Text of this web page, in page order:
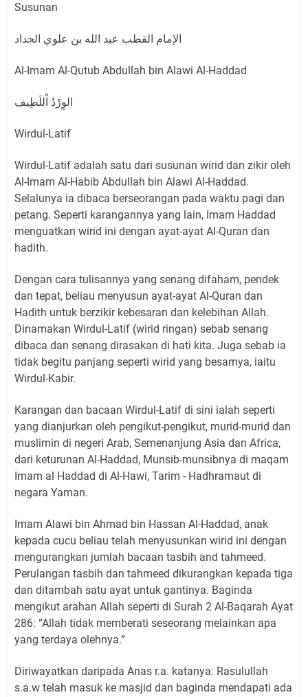
Susunan
الإمام القطب عبد الله بن علوي الحداد
Al-Imam Al-Qutub Abdullah bin Alawi Al-Haddad
الوِرْدُ اْللَطِيف
Wirdul-Latif
Wirdul-Latif adalah satu dari susunan wirid dan zikir oleh
Al-Imam Al-Habib Abdullah bin Alawi Al-Haddad.
Selalunya ia dibaca berseorangan pada waktu pagi dan
petang. Seperti karangannya yang lain, Imam Haddad
menguatkan wirid ini dengan ayat-ayat Al-Quran dan
hadith.
Dengan cara tulisannya yang senang difaham, pendek
dan tepat, beliau menyusun ayat-ayat Al-Quran dan
Hadith untuk berzikir kebesaran dan kelebihan Allah.
Dinamakan Wirdul-Latif (wirid ringan) sebab senang
dibaca dan senang dirasakan di hati kita. Juga sebab ia
tidak begitu panjang seperti wirid yang besarnya, iaitu
Wirdul-Kabir.
Karangan dan bacaan Wirdul-Latif di sini ialah seperti
yang dianjurkan oleh pengikut-pengikut, murid-murid dan
muslimin di negeri Arab, Semenanjung Asia dan Africa,
dari keturunan Al-Haddad, Munsib-munsibnya di maqam
Imam al Haddad di Al-Hawi, Tarim - Hadhramaut di
negara Yaman.
Imam Alawi bin Ahmad bin Hassan Al-Haddad, anak
kepada cucu beliau telah menyusunkan wirid ini dengan
mengurangkan jumlah bacaan tasbih and tahmeed.
Perulangan tasbih dan tahmeed dikurangkan kepada tiga
dan ditambah satu ayat untuk gantinya. Baginda
mengikut arahan Allah seperti di Surah 2 Al-Baqarah Ayat
286: “Allah tidak memberati seseorang melainkan apa
yang terdaya olehnya.”
Diriwayatkan daripada Anas r.a. katanya: Rasulullah
s.a.w telah masuk ke masjid dan baginda mendapati ada